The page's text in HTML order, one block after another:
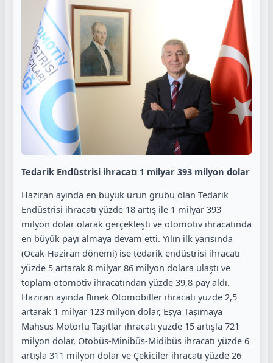
Tedarik Endüstrisi ihracatı 1 milyar 393 milyon dolar
Haziran ayında en büyük ürün grubu olan Tedarik
Endüstrisi ihracatı yüzde 18 artış ile 1 milyar 393
milyon dolar olarak gerçekleşti ve otomotiv ihracatında
en büyük payı almaya devam etti. Yılın ilk yarısında
(Ocak-Haziran dönemi) ise tedarik endüstrisi ihracatı
yüzde 5 artarak 8 milyar 86 milyon dolara ulaştı ve
toplam otomotiv ihracatından yüzde 39,8 pay aldı.
Haziran ayında Binek Otomobiller ihracatı yüzde 2,5
artarak 1 milyar 123 milyon dolar, Eşya Taşımaya
Mahsus Motorlu Taşıtlar ihracatı yüzde 15 artışla 721
milyon dolar, Otobüs-Minibüs-Midibüs ihracatı yüzde 6
artışla 311 milyon dolar ve Çekiciler ihracatı yüzde 26